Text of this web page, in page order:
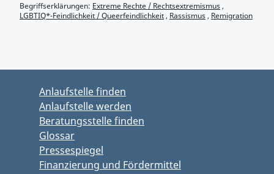
Begriffserklärungen: Extreme Rechte / Rechtsextremismus,
LGBTIQ*-Feindlichkeit / Queerfeindlichkeit, Rassismus, Remigration
Anlaufstelle finden
Anlaufstelle werden
Beratungsstelle finden
Glossar
Pressespiegel
Finanzierung und Fördermittel